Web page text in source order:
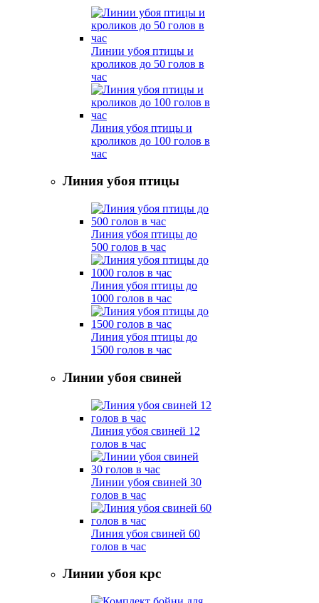
Линии убоя птицы и
кроликов до 50 голов в
час
Линия убоя птицы и
кроликов до 100 голов в
час
Линия убоя птицы
Линия убоя птицы до
500 голов в час
Линия убоя птицы до
1000 голов в час
Линия убоя птицы до
1500 голов в час
Линии убоя свиней
Линия убоя свиней 12
голов в час
Линии убоя свиней 30
голов в час
Линия убоя свиней 60
голов в час
Линии убоя крс